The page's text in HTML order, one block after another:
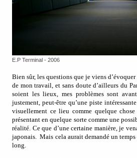
E.P Terminal - 2006
Bien sûr, les questions que je viens
de mon travail, et sans doute d’ailleurs du
soient les lieux, mes problèmes sont
justement, peut-être qu’une piste
visuellement ce lieu comme quelque
présentant en quelque sorte comme une
réalité. Ce que d’une certaine manière, je
japonais. Mais cela aurait demandé un
long.